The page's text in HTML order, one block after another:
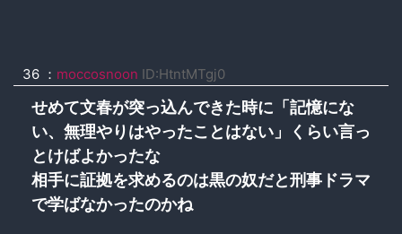
36 ： moccosnoon ID:HtntMTgj0
せめて文春が突っ込んできた時に「記憶にな
い、無理やりはやったことはない」くらい言っ
とけばよかったな
相手に証拠を求めるのは黒の奴だと刑事ドラマ
で学ばなかったのかね